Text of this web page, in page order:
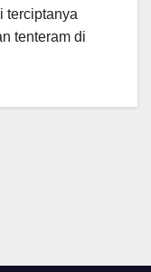
terciptanya
tenteram di